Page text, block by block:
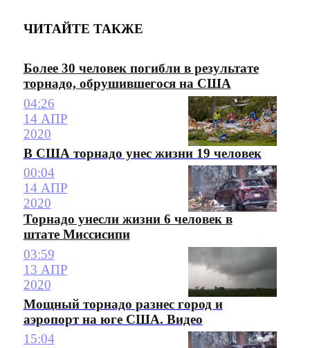
ЧИТАЙТЕ ТАКЖЕ
Более 30 человек погибли в результате
торнадо, обрушившегося на США
04:26
14 АПР
2020
В США торнадо унес жизни 19 человек
00:04
14 АПР
2020
Торнадо унесли жизни 6 человек в
штате Миссисипи
03:59
13 АПР
2020
Мощный торнадо разнес город и
аэропорт на юге США. Видео
15:04